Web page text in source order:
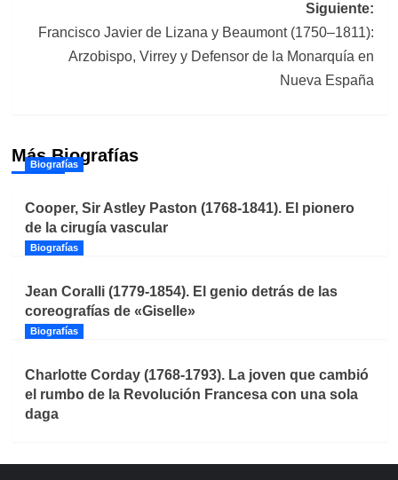
Siguiente:
Francisco Javier de Lizana y Beaumont (1750–1811):
Arzobispo, Virrey y Defensor de la Monarquía en
Nueva España
Más Biografías
Biografías
Cooper, Sir Astley Paston (1768-1841). El pionero
de la cirugía vascular
Biografías
Jean Coralli (1779-1854). El genio detrás de las
coreografías de «Giselle»
Biografías
Charlotte Corday (1768-1793). La joven que cambió
el rumbo de la Revolución Francesa con una sola
daga